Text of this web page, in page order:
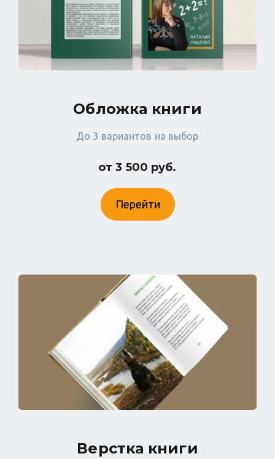
Обложка книги
До 3 вариантов на выбор
от 3 500 руб.
Перейти
Верстка книги